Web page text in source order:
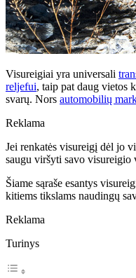
Visureigiai yra universali
reljefui, taip pat daug vietos
svarų. Nors automobilių
Reklama
Jei renkatės visureigį dėl jo
saugu viršyti savo visureigio
Šiame sąraše esantys
kitiems tikslams naudingų
Reklama
Turinys